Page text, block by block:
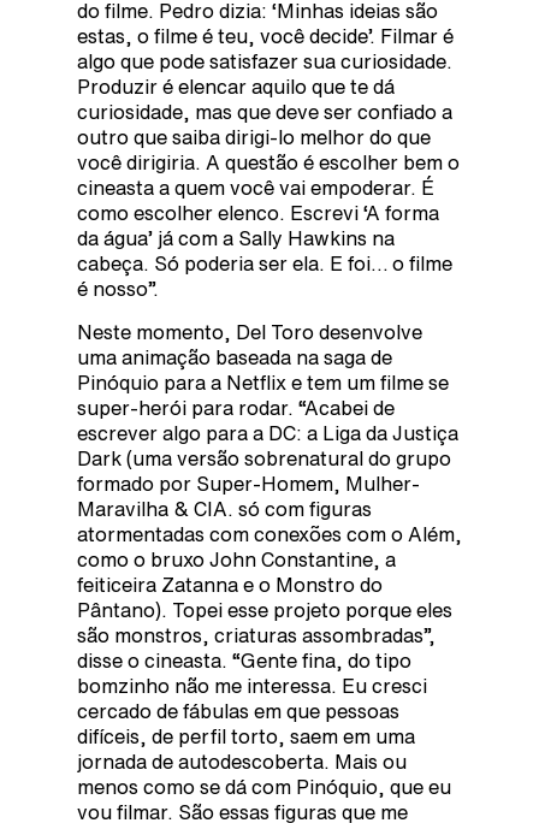
do filme. Pedro dizia: ‘Minhas ideias são
estas, o filme é teu, você decide’. Filmar é
algo que pode satisfazer sua curiosidade.
Produzir é elencar aquilo que te dá
curiosidade, mas que deve ser confiado a
outro que saiba dirigi-lo melhor do que
você dirigiria. A questão é escolher bem o
cineasta a quem você vai empoderar. É
como escolher elenco. Escrevi ‘A forma
da água’ já com a Sally Hawkins na
cabeça. Só poderia ser ela. E foi… o filme
é nosso”.
Neste momento, Del Toro desenvolve
uma animação baseada na saga de
Pinóquio para a Netflix e tem um filme se
super-herói para rodar. “Acabei de
escrever algo para a DC: a Liga da Justiça
Dark (uma versão sobrenatural do grupo
formado por Super-Homem, Mulher-
Maravilha & CIA. só com figuras
atormentadas com conexões com o Além,
como o bruxo John Constantine, a
feiticeira Zatanna e o Monstro do
Pântano). Topei esse projeto porque eles
são monstros, criaturas assombradas”,
disse o cineasta. “Gente fina, do tipo
bomzinho não me interessa. Eu cresci
cercado de fábulas em que pessoas
difíceis, de perfil torto, saem em uma
jornada de autodescoberta. Mais ou
menos como se dá com Pinóquio, que eu
vou filmar. São essas figuras que me